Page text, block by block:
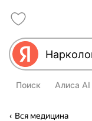
Поиск Алиса AI
Вся медицина